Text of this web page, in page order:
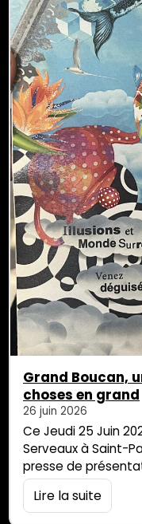
Grand Boucan,
choses en grand
26 juin 2026
Ce Jeudi 25 Juin
Serveaux à Saint-
presse de
Carnaval Grand
et mondes irréels
Lire la suite